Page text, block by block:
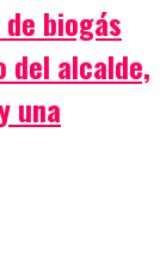
biogás
del alcalde,
una